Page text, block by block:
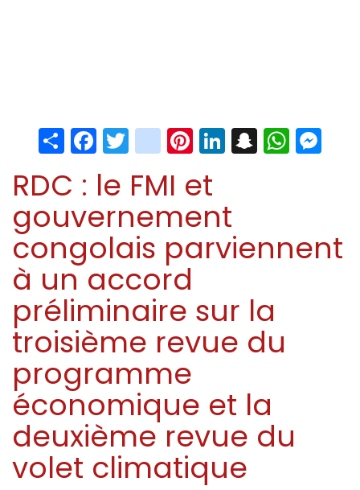
ShareFacebook
Twitter
instagram
Pinterest
LinkedIn
Snapchat
RDC : le FMI et
gouvernement
congolais parviennent
à un accord
préliminaire sur la
troisième revue du
programme
économique et la
deuxième revue du
volet climatique